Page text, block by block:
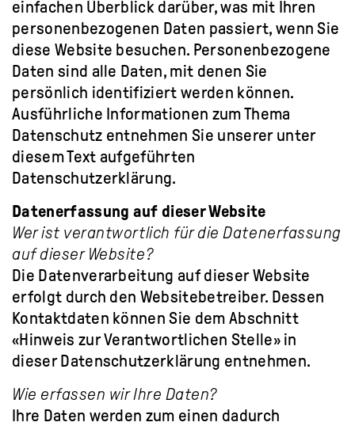
einfachen Überblick darüber, was mit Ihren
personenbezogenen Daten passiert, wenn Sie
diese Website besuchen. Personenbezogene
Daten sind alle Daten, mit denen Sie
persönlich identifiziert werden können.
Ausführliche Informationen zum Thema
Datenschutz entnehmen Sie unserer unter
diesem Text aufgeführten
Datenschutzerklärung.
Datenerfassung auf dieser Website
Wer ist verantwortlich für die Datenerfassung
auf dieser Website?
Die Datenverarbeitung auf dieser Website
erfolgt durch den Websitebetreiber. Dessen
Kontaktdaten können Sie dem Abschnitt
«Hinweis zur Verantwortlichen Stelle» in
dieser Datenschutzerklärung entnehmen.
Wie erfassen wir Ihre Daten?
Ihre Daten werden zum einen dadurch